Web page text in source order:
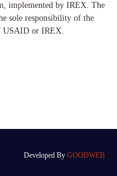
implemented by IREX. The
sole responsibility of the
USAID or IREX.
Developed By GOODWEB